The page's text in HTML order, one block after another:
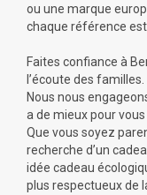
ou une marque
chaque référence
Faites confiance à
l’écoute des familles.
Nous nous
a de mieux pour
Que vous soyez
recherche d’un
idée cadeau
plus respectueux de